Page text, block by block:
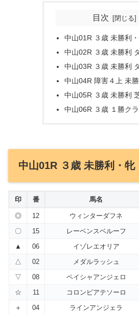
目次
中山01R ３歳 未勝利
中山02R ３歳 未勝利
中山03R ３歳 未勝利
中山04R 障害４上 未
中山05R ３歳 未勝利
中山06R ３歳 １勝ク
中山01R ３歳 未勝利・牝
印 番 馬名
◎ 12 ウィンターダフネ
〇
15 レーベンスベルーフ
▲
06 イゾレエオリア
△
02 メダルラッシュ
▽
08 ペイシャアンジェロ
☆
11 コロンビアテソーロ
＋
04 ラインアンジェラ